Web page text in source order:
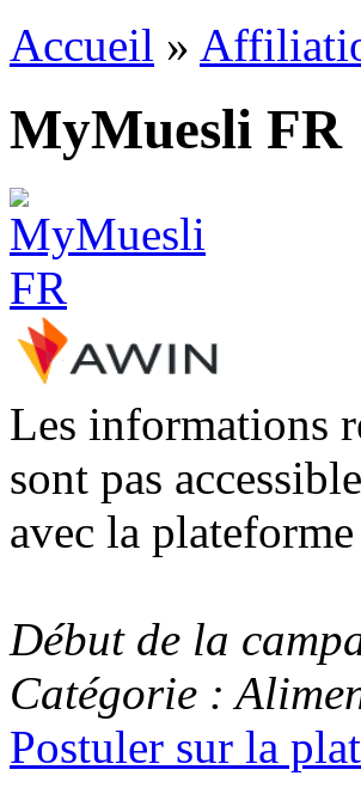
Accueil »
MyMuesli FR
Les informations
sont pas
avec la
Début de la
Catégorie :
Postuler sur la